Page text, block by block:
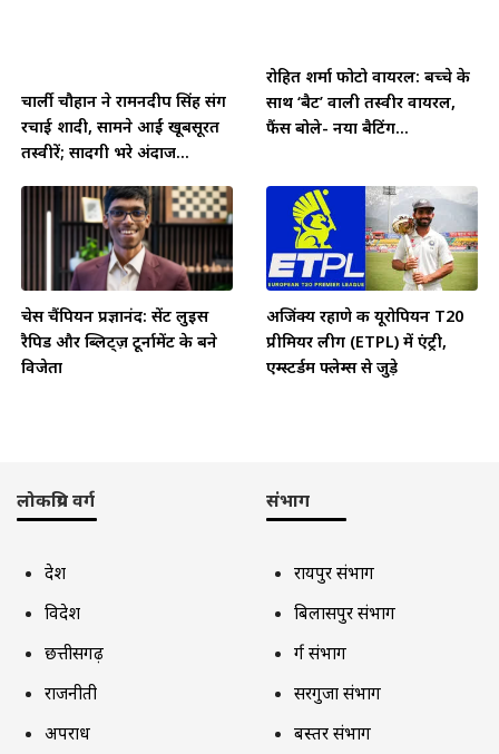
चार्ली चौहान ने रामनदीप सिंह संग
रचाई शादी, सामने आईं खूबसूरत
तस्वीरें; सादगी भरे अंदाज...
रोहित शर्मा फोटो वायरल: बच्चे के
साथ ‘बैट’ वाली तस्वीर वायरल,
फैंस बोले- नया बैटिंग...
चेस चैंपियन प्रज्ञानंद: सेंट लुइस
रैपिड और ब्लिट्ज़ टूर्नामेंट के बने
विजेता
अजिंक्य रहाणे की यूरोपियन T20
प्रीमियर लीग (ETPL) में एंट्री,
एम्स्टर्डम फ्लेम्स से जुड़े
लोकप्रिय वर्ग
देश
विदेश
छत्तीसगढ़
राजनीती
अपराध
संभाग
रायपुर संभाग
बिलासपुर संभाग
दुर्ग संभाग
सरगुजा संभाग
बस्तर संभाग